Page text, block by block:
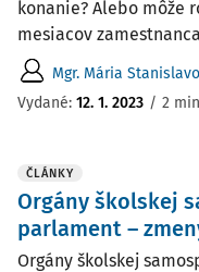
konanie? Alebo môže
mesiacov
Mgr. Mária
Vydané: 12. 1. 2023 / 2
ČLÁNKY
Orgány školskej
parlament –
Orgány školskej